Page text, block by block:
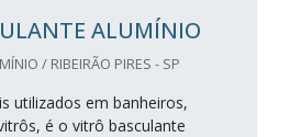
ALUMÍNIO
/ RIBEIRÃO PIRES - SP
utilizados em banheiros,
é o vitrô basculante